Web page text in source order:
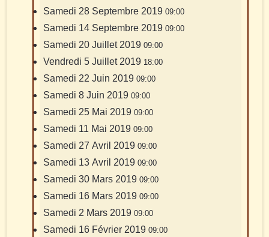
Samedi 28 Septembre 201909:00
Samedi 14 Septembre 201909:00
Samedi 20 Juillet 201909:00
Vendredi 5 Juillet 2019 18:00
Samedi 22 Juin 201909:00
Samedi 8 Juin 201909:00
Samedi 25 Mai 201909:00
Samedi 11 Mai 201909:00
Samedi 27 Avril 201909:00
Samedi 13 Avril 201909:00
Samedi 30 Mars 201909:00
Samedi 16 Mars 201909:00
Samedi 2 Mars 201909:00
Samedi 16 Février 201909:00